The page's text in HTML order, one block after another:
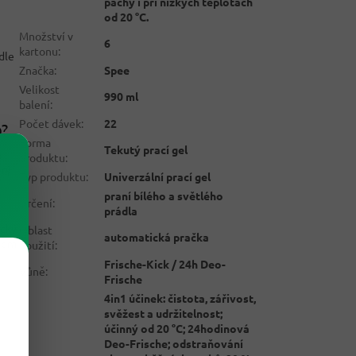
od 20 °C.
Množství v
kartonu:
6
Značka:
Spee
Velikost
balení:
990 ml
Počet dávek:
22
Forma
produktu:
Tekutý prací gel
Typ produktu:
Univerzální prací gel
Určení:
praní bílého a světlého
prádla
Oblast
použití:
automatická pračka
Vůně:
Frische-Kick / 24h Deo-
Frische
4in1 účinek: čistota, zářivost,
svěžest a udržitelnost;
účinný od 20 °C; 24hodinová
Deo-Frische; odstraňování